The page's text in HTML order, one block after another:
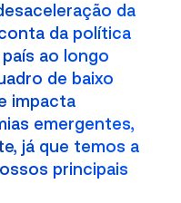
da
da política
ao longo
de baixo
impacta
emergentes,
já que temos a
principais